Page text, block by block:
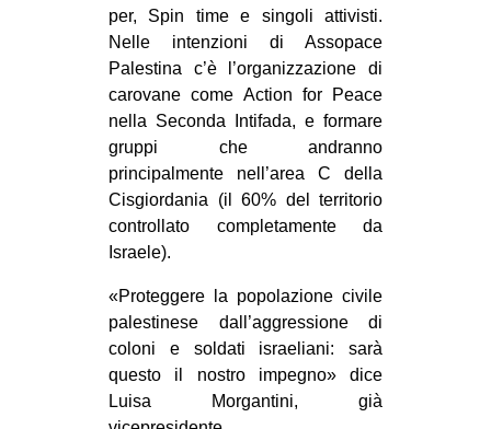
per, Spin time e singoli attivisti.
Nelle intenzioni di Assopace
Palestina c’è l’organizzazione di
carovane come Action for Peace
nella Seconda Intifada, e formare
gruppi che andranno
principalmente nell’area C della
Cisgiordania (il 60% del territorio
controllato completamente da
Israele).
«Proteggere la popolazione civile
palestinese dall’aggressione di
coloni e soldati israeliani: sarà
questo il nostro impegno» dice
Luisa Morgantini, già